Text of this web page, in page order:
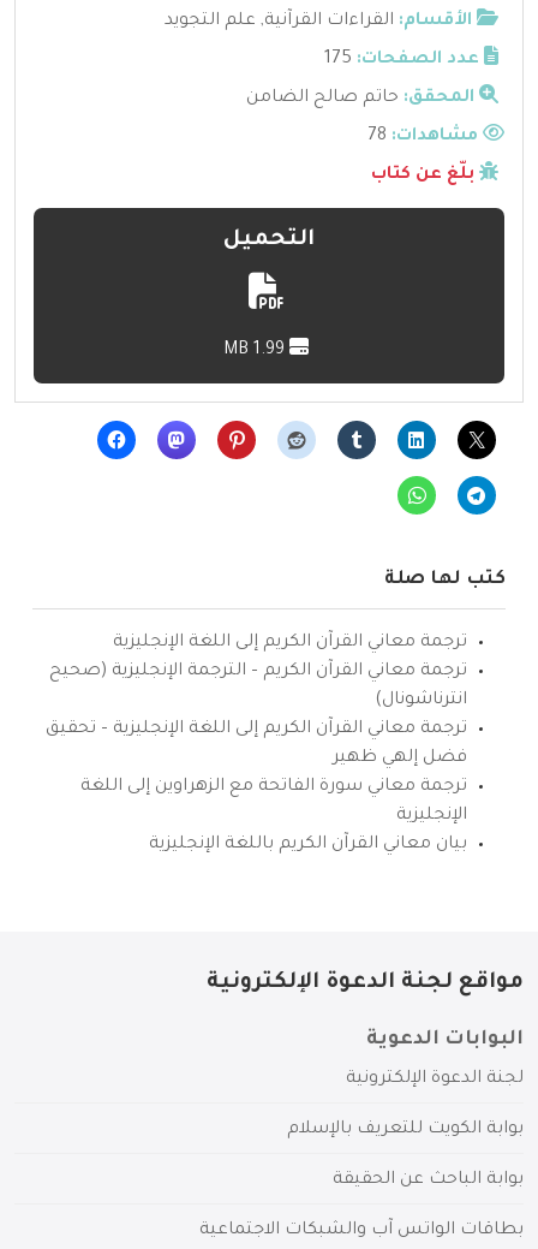
الأقسام: القراءات القرآنية, علم التجويد
عدد الصفحات: 175
المحقق: حاتم صالح الضامن
مشاهدات:
بلّغ عن كتاب
التحميل
كتب لها صلة
ترجمة معاني القرآن الكريم إلى اللغة الإنجليزية
ترجمة معاني القرآن الكريم – الترجمة الإنجليزية (صحيح
انترناشونال)
ترجمة معاني القرآن الكريم إلى اللغة الإنجليزية – تحقيق
فضل إلهي ظهير
ترجمة معاني سورة الفاتحة مع الزهراوين إلى اللغة
الإنجليزية
بيان معاني القرآن الكريم باللغة الإنجليزية
مواقع لجنة الدعوة الإلكترونية
البوابات الدعوية
لجنة الدعوة الإلكترونية
بوابة الكويت للتعريف بالإسلام
بوابة الباحث عن الحقيقة
بطاقات الواتس آب والشبكات الاجتماعية